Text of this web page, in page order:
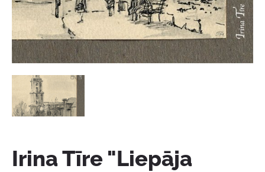
Irina Tīre "Liepāja